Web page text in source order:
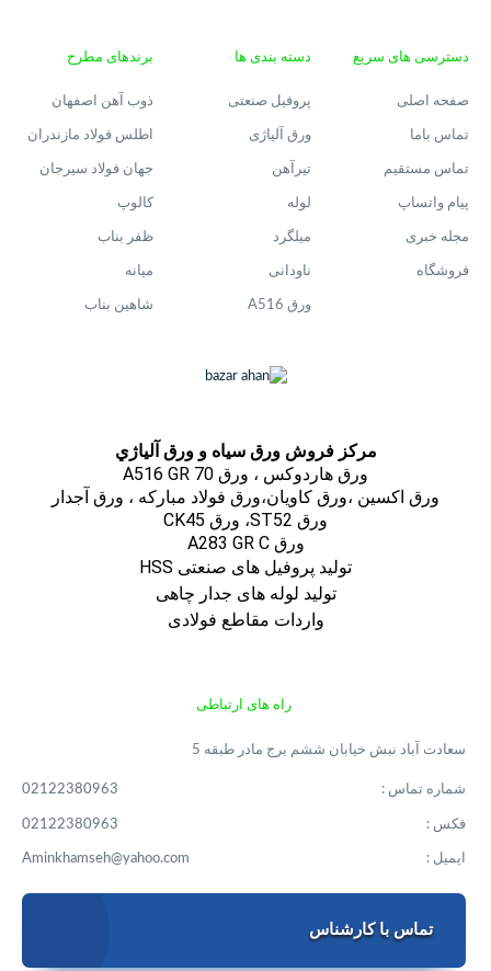
دسترسی های سریع
صفحه اصلی
تماس باما
تماس مستقیم
پیام واتساپ
مجله خبری
فروشگاه
دسته بندی ها
پروفیل صنعتی
ورق آلیاژی
تیرآهن
لوله
میلگرد
ناودانی
ورق A516
برندهای مطرح
ذوب آهن اصفهان
اطلس فولاد مازندران
جهان فولاد سیرجان
کالوپ
ظفر بناب
میانه
شاهین بناب
مركز فروش ورق سياه و ورق آلياژي
ورق هاردوکس ، ورق A516 GR 70
ورق اكسين ،ورق كاويان،ورق فولاد مباركه ، ورق آجدار
ورق ST52، ورق CK45
ورق A283 GR C
تولید پروفیل های صنعتی HSS
تولید لوله های جدار چاهی
واردات مقاطع فولادی
راه های ارتباطی
سعادت آباد نبش خیابان ششم برج مادر طبقه 5
شماره تماس : 02122380963
فکس : 02122380963
ایمیل : Aminkhamseh@yahoo.com
تماس با کارشناس